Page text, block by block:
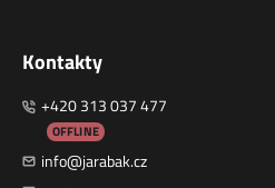
Kontakty
+420 313 037 477
OFFLINE
info@jarabak.cz